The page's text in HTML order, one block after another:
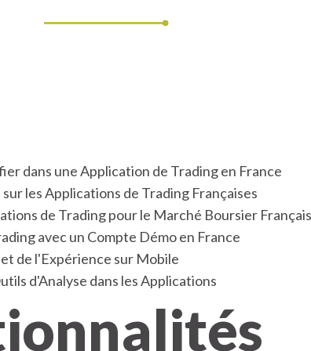
trading :
la
dans une Application de Trading en France
les Applications de Trading Françaises
de Trading pour le Marché Boursier Français
avec un Compte Démo en France
de l'Expérience sur Mobile
d'Analyse dans les Applications